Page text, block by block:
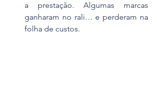
a prestação. Algumas marcas
ganharam no rali… e perderam na
folha de custos.